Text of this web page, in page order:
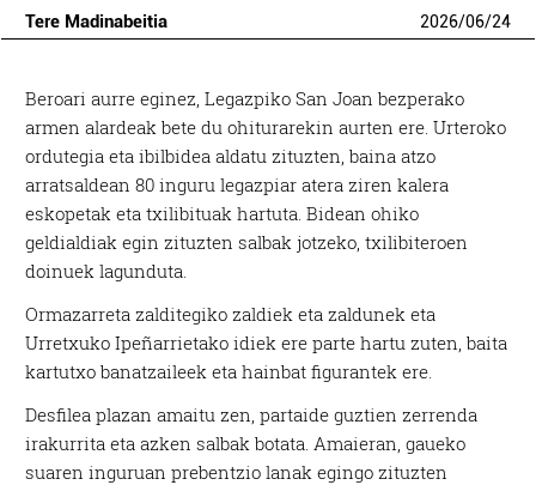
Tere Madinabeitia 2026/06/24
Beroari aurre eginez, Legazpiko San Joan bezperako
armen alardeak bete du ohiturarekin aurten ere. Urteroko
ordutegia eta ibilbidea aldatu zituzten, baina atzo
arratsaldean 80 inguru legazpiar atera ziren kalera
eskopetak eta txilibituak hartuta. Bidean ohiko
geldialdiak egin zituzten salbak jotzeko, txilibiteroen
doinuek lagunduta.
Ormazarreta zalditegiko zaldiek eta zaldunek eta
Urretxuko Ipeñarrietako idiek ere parte hartu zuten, baita
kartutxo banatzaileek eta hainbat figurantek ere.
Desfilea plazan amaitu zen, partaide guztien zerrenda
irakurrita eta azken salbak botata. Amaieran, gaueko
suaren inguruan prebentzio lanak egingo zituzten